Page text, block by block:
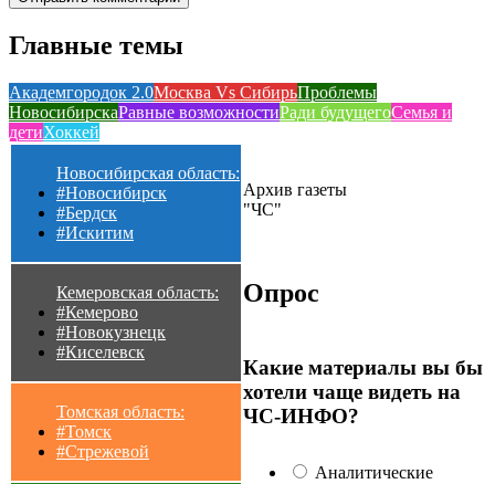
Главные темы
Академгородок 2.0Москва Vs СибирьПроблемы
НовосибирскаРавные возможностиРади будущегоСемья и
детиХоккей
Новосибирская область:
#Новосибирск
#Бердск
#Искитим
Кемеровская область:
#Кемерово
#Новокузнецк
#Киселевск
Томская область:
#Томск
#Стрежевой
Архив газеты
"ЧС"
Опрос
Какие материалы вы бы
хотели чаще видеть на
ЧС-ИНФО?
Аналитические